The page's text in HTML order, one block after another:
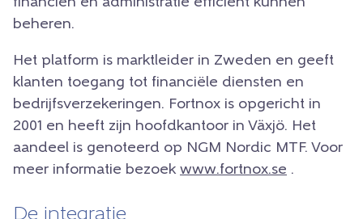
beheren.
Het platform is marktleider in Zweden en geeft
klanten toegang tot financiële diensten en
bedrijfsverzekeringen. Fortnox is opgericht in
2001 en heeft zijn hoofdkantoor in Växjö. Het
aandeel is genoteerd op NGM Nordic MTF. Voor
meer informatie bezoek www.fortnox.se .
De integratie